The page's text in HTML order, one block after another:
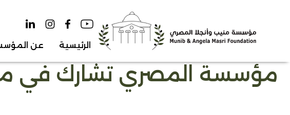
الرئيسية
عن
مؤسسة المصري تشارك في